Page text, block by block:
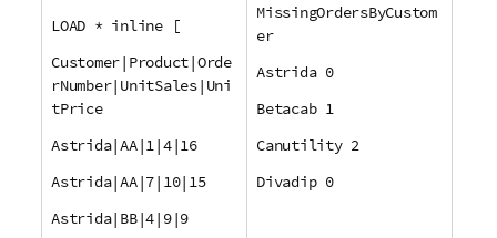
LOAD * inline [
Customer|Product|Orde
rNumber|UnitSales|Uni
tPrice
Astrida|AA|1|4|16
Astrida|AA|7|10|15
Astrida|BB|4|9|9
MissingOrdersByCustom
er
Astrida 0
Betacab 1
Canutility 2
Divadip 0